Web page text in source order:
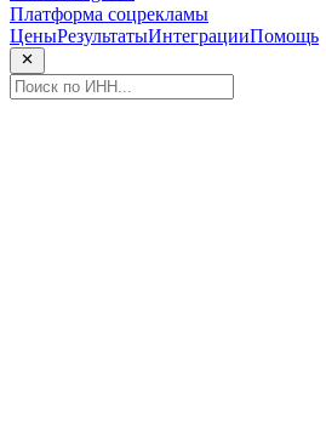
Платформа соцрекламы
ЦеныРезультатыИнтеграцииПомощь